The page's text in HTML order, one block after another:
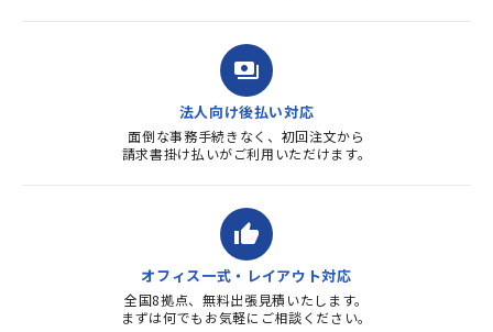
payments
法人向け後払い対応
面倒な事務手続きなく、初回注文から
請求書掛け払いがご利用いただけます。
thumb_up
オフィス一式・レイアウト対応
全国8拠点、無料出張見積いたします。
まずは何でもお気軽にご相談ください。